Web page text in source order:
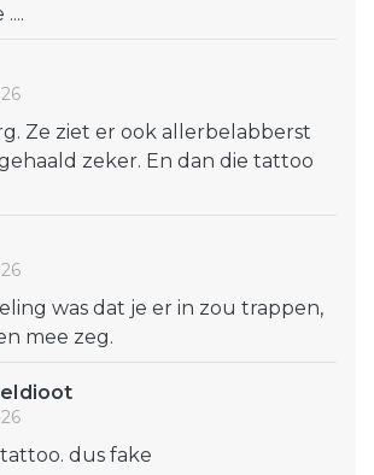
Ze ziet er ook allerbelabberst
zeker. En dan die tattoo
was dat je er in zou trappen,
mee zeg.
dus fake